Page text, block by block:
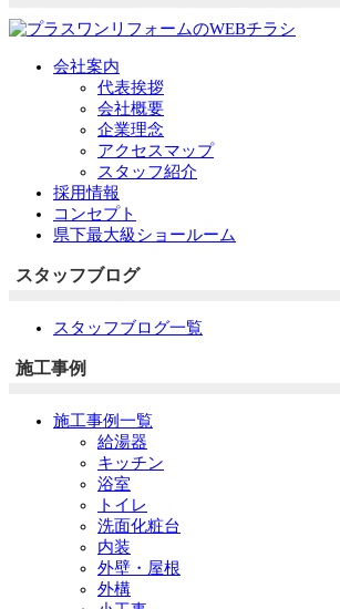
会社案内
代表挨拶
会社概要
企業理念
アクセスマップ
スタッフ紹介
採用情報
コンセプト
県下最大級ショールーム
スタッフブログ
スタッフブログ一覧
施工事例
施工事例一覧
給湯器
キッチン
浴室
トイレ
洗面化粧台
内装
外壁・屋根
外構